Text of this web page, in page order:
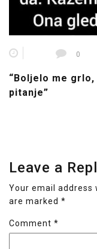
0
“Boljelo me
pitanje”
Leave a
Your email address
are marked *
Comment *